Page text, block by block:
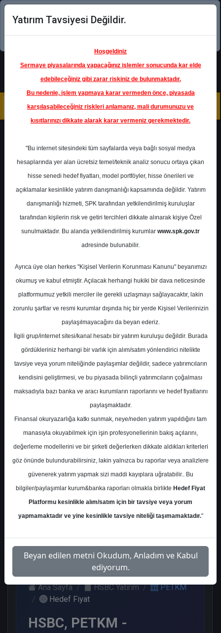
Şimdi uygulamayı indirin!
PETKM- PETKİM PETROKİMYA
HOLDİNG A.Ş.
Hedef Fiyat 15.00 ₺
Getiri
%-19.01
0 0
En Yüksek Tahmin
Ortalama Fiyat Tahmini 20,31 ₺
Ortalama Getiri Potansiyeli %9.69
Kurum Sayısı
10
3 3
Paralel
Get.
1
Altı
Get.
1 2
Çarşamba, 17 Haziran 2026
Ana Sayfa HSBC Yatırım
PETKM
Hedef Fiyat
HSBC, PETKM -
Yatırım Tavsiyesi Değildir.
Hoşgeldiniz
Sermaye piyasalarında yapacağınız işlemler sonucunda kar elde
edebileceğiniz gibi zarar riskiniz de bulunmaktadır.
Bu nedenle, işlem yapmaya karar vermeden önce, piyasada
karşılaşabileceğiniz riskleri anlamanız, mali durumunuzu ve
kısıtlarınızı dikkate alarak karar vermeniz gerekmektedir.
"Bu internet sitesindeki tüm sayfalarda veya bağlı sosyal medya
hesaplarında yer alan ücretsiz temel/teknik analiz sonucu ortaya çıkan
hisse senedi hedef fiyatları, model portföyler, hisse önerileri ve
açıklamalar kesinlikle yatırım danışmanlığı kapsamında değildir. Yatırım
danışmanlığı hizmeti, SPK tarafından yetkilendirilmiş kuruluşlar
tarafından kişilerin risk ve getiri tercihleri dikkate alınarak kişiye Özel
sunulmaktadır. Bu alanda yetkilendirilmiş kurumlar www.spk.gov.tr
adresinde bulunabilir.
Ayrıca üye olan herkes "Kişisel Verilerin Korunması Kanunu" beyanımızı
okumuş ve kabul etmiştir. Açılacak herhangi hukiki bir dava neticesinde
platformumuz yetkili merciler ile gerekli uzlaşmayı sağlayacaktır, lakin
zorunlu şartlar ve resmi kurumlar dışında hiç bir yerde Kişisel Verilerinizin
paylaşılmayacağını da beyan ederiz.
İlgili grup/internet sitesi/kanal hesabı bir yatırım kuruluşu değildir. Burada
gördükleriniz herhangi bir varlık için alım/satım yönlendirici nitelikte
tavsiye veya yorum niteliğinde paylaşımlar değildir, sadece yatırımcıların
kendisini geliştirmesi, ve bu piyasada bilinçli yatırımcıların çoğalması
maksadıyla bazı banka ve aracı kurumların raporlarını ve hedef fiyatlarını
paylaşmaktadır.
Finansal okuryazarlığa katkı sunmak, neye/neden yatırım yapıldığını tam
manasıyla okuyabilmek için işin profesyonellerinin bakış açılarını,
değerleme modellerini ve bir şirketi değerlerken dikkate aldıkları kriterleri
göz önünde bulundurabilirsiniz, lakin yalnızca bu raporlar veya analizlere
güvenerek yatırım yapmak sizi maddi kayıplara uğratabilir.. Bu
bilgiler/paylaşımlar kurum&banka raporları olmakla birlikte Hedef Fiyat
Platformu kesinlikle alım/satım için bir tavsiye veya yorum
yapmamaktadır ve yine kesinlikle tavsiye niteliği taşımamaktadır."
Beyan edilen metni Okudum, Anladım ve Kabul
ediyorum.